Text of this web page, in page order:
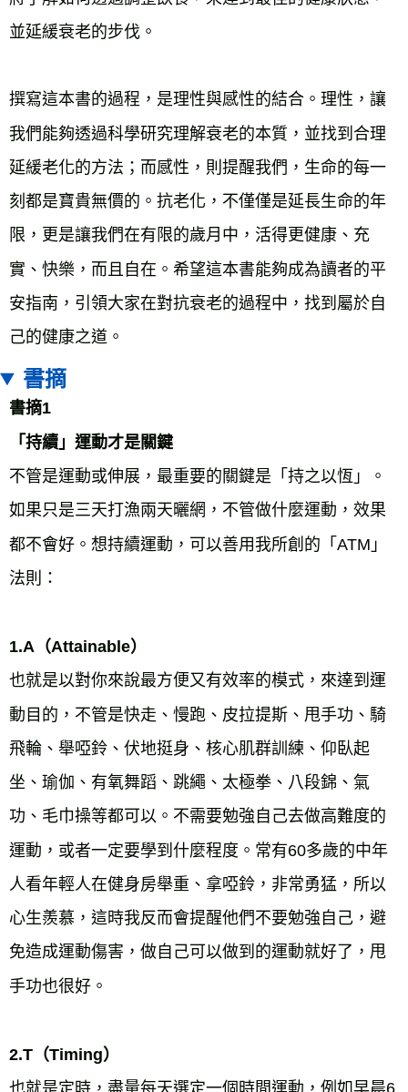
並延緩衰老的步伐。
撰寫這本書的過程，是理性與感性的結合。理性，讓
我們能夠透過科學研究理解衰老的本質，並找到合理
延緩老化的方法；而感性，則提醒我們，生命的每一
刻都是寶貴無價的。抗老化，不僅僅是延長生命的年
限，更是讓我們在有限的歲月中，活得更健康、充
實、快樂，而且自在。希望這本書能夠成為讀者的平
安指南，引領大家在對抗衰老的過程中，找到屬於自
己的健康之道。
書摘
書摘1
「持續」運動才是關鍵
不管是運動或伸展，最重要的關鍵是「持之以恆」。
如果只是三天打漁兩天曬網，不管做什麼運動，效果
都不會好。想持續運動，可以善用我所創的「ATM」
法則：
1.A（Attainable）
也就是以對你來說最方便又有效率的模式，來達到運
動目的，不管是快走、慢跑、皮拉提斯、甩手功、騎
飛輪、舉啞鈴、伏地挺身、核心肌群訓練、仰臥起
坐、瑜伽、有氧舞蹈、跳繩、太極拳、八段錦、氣
功、毛巾操等都可以。不需要勉強自己去做高難度的
運動，或者一定要學到什麼程度。常有60多歲的中年
人看年輕人在健身房舉重、拿啞鈴，非常勇猛，所以
心生羨慕，這時我反而會提醒他們不要勉強自己，避
免造成運動傷害，做自己可以做到的運動就好了，甩
手功也很好。
2.T（Timing）